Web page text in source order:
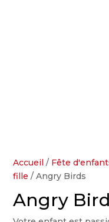
Accueil / Fête
fille / Angry Birds
Angry